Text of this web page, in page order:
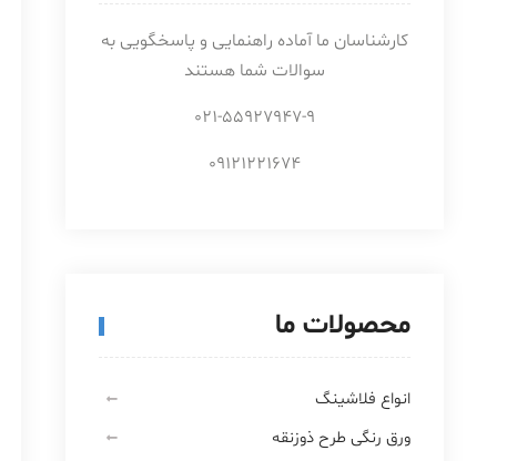
کارشناسان ما آماده راهنمایی و پاسخگویی به
سوالات شما هستند
021-55927947-9
09121221674
محصولات ما
انواع فلاشینگ
ورق رنگی طرح ذوزنقه